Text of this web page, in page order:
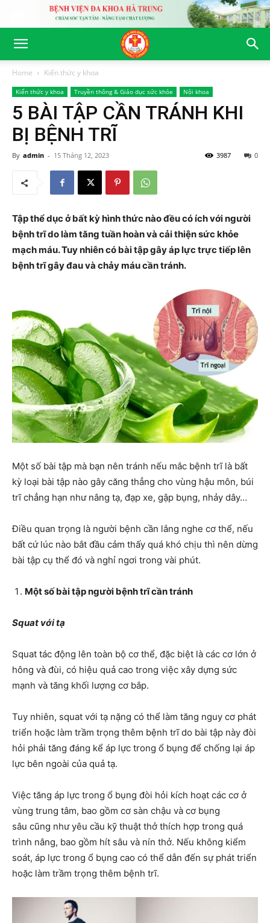
Home Kiến thức y khoa
Kiến thức y khoa Truyền thông & Giáo dục sức khỏe Nội khoa
5 BÀI TẬP CẦN TRÁNH KHI
BỊ BỆNH TRĨ
By admin - 15 Tháng 12, 2023 0
3987
Tập thể dục ở bất kỳ hình thức nào đều có ích với người
bệnh trĩ do làm tăng tuần hoàn và cải thiện sức khỏe
mạch máu. Tuy nhiên có bài tập gây áp lực trực tiếp lên
bệnh trĩ gây đau và chảy máu cần tránh.
Một số bài tập mà bạn nên tránh nếu mắc bệnh trĩ là bất
kỳ loại bài tập nào gây căng thẳng cho vùng hậu môn, búi
trĩ chẳng hạn như nâng tạ, đạp xe, gập bụng, nhảy dây…
Điều quan trọng là người bệnh cần lắng nghe cơ thể, nếu
bất cứ lúc nào bắt đầu cảm thấy quá khó chịu thì nên dừng
bài tập cụ thể đó và nghỉ ngơi trong vài phút.
Một số bài tập người bệnh trĩ cần tránh
Squat với tạ
Squat tác động lên toàn bộ cơ thể, đặc biệt là các cơ lớn ở
hông và đùi, có hiệu quả cao trong việc xây dựng sức
mạnh và tăng khối lượng cơ bắp.
Tuy nhiên, squat với tạ nặng có thể làm tăng nguy cơ phát
triển hoặc làm trầm trọng thêm bệnh trĩ do bài tập này đòi
hỏi phải tăng đáng kể áp lực trong ổ bụng để chống lại áp
lực bên ngoài của quả tạ.
Việc tăng áp lực trong ổ bụng đòi hỏi kích hoạt các cơ ở
vùng trung tâm, bao gồm cơ sàn chậu và cơ bụng
sâu cũng như yêu cầu kỹ thuật thở thích hợp trong quá
trình nâng, bao gồm hít sâu và nín thở. Nếu không kiểm
soát, áp lực trong ổ bụng cao có thể dẫn đến sự phát triển
hoặc làm trầm trọng thêm bệnh trĩ.